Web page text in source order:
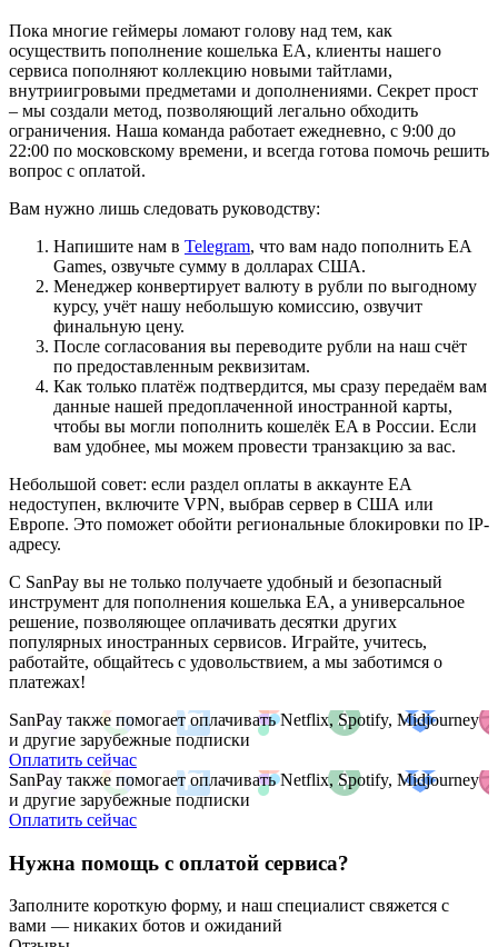
Пока многие геймеры ломают голову над тем, как
осуществить пополнение кошелька EA, клиенты нашего
сервиса пополняют коллекцию новыми тайтлами,
внутриигровыми предметами и дополнениями. Секрет прост
– мы создали метод, позволяющий легально обходить
ограничения. Наша команда работает ежедневно, с 9:00 до
22:00 по московскому времени, и всегда готова помочь решить
вопрос с оплатой.
Вам нужно лишь следовать руководству:
Напишите нам в Telegram, что вам надо пополнить EA
Games, озвучьте сумму в долларах США.
Менеджер конвертирует валюту в рубли по выгодному
курсу, учёт нашу небольшую комиссию, озвучит
финальную цену.
После согласования вы переводите рубли на наш счёт
по предоставленным реквизитам.
Как только платёж подтвердится, мы сразу передаём вам
данные нашей предоплаченной иностранной карты,
чтобы вы могли пополнить кошелёк EA в России. Если
вам удобнее, мы можем провести транзакцию за вас.
Небольшой совет: если раздел оплаты в аккаунте EA
недоступен, включите VPN, выбрав сервер в США или
Европе. Это поможет обойти региональные блокировки по IP-
адресу.
С SanPay вы не только получаете удобный и безопасный
инструмент для пополнения кошелька EA, а универсальное
решение, позволяющее оплачивать десятки других
популярных иностранных сервисов. Играйте, учитесь,
работайте, общайтесь с удовольствием, а мы заботимся о
платежах!
SanPay также помогает оплачивать Netflix, Spotify, Midjourney
и другие зарубежные подписки
Оплатить сейчас
SanPay также помогает оплачивать Netflix, Spotify, Midjourney
и другие зарубежные подписки
Оплатить сейчас
Нужна помощь с оплатой сервиса?
Заполните короткую форму, и наш специалист свяжется с
вами — никаких ботов и ожиданий